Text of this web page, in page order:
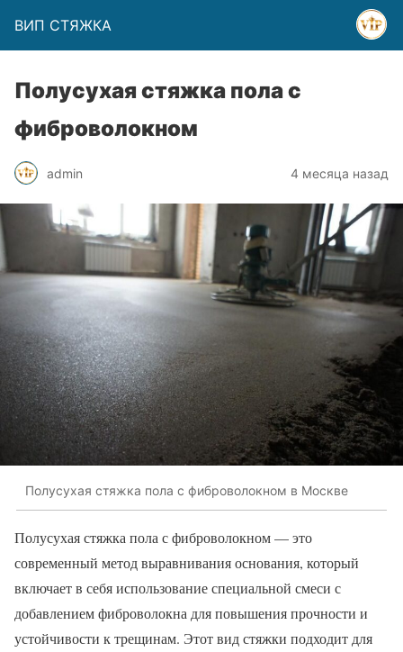
ВИП СТЯЖКА
Полусухая стяжка пола с
фиброволокном
admin 4 месяца назад
Полусухая стяжка пола с фиброволокном в Москве
Полусухая стяжка пола с фиброволокном — это
современный метод выравнивания основания, который
включает в себя использование специальной смеси с
добавлением фиброволокна для повышения прочности и
устойчивости к трещинам. Этот вид стяжки подходит для